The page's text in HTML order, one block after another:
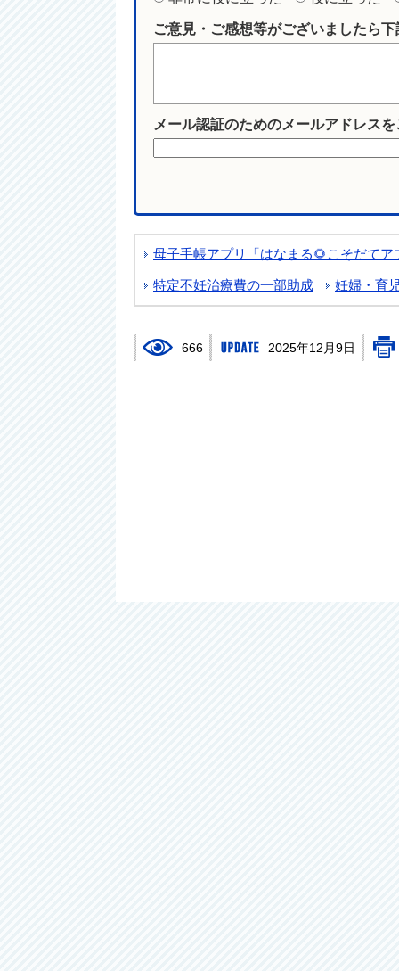
ご意見・ご感想等がございましたら
メール認証のためのメールアドレス
母子手帳アプリ「はなまる🌻こそだて
特定不妊治療費の一部助成 妊婦・育
666 2025年12月9日